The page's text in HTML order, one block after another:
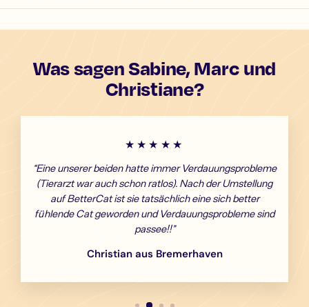
Was sagen Sabine, Marc und
Christiane?
★★★★★
“Eine unserer beiden hatte immer Verdauungsprobleme
(Tierarzt war auch schon ratlos). Nach der Umstellung
auf BetterCat ist sie tatsächlich eine sich better
fühlende Cat geworden und Verdauungsprobleme sind
passee!!”
Christian aus Bremerhaven